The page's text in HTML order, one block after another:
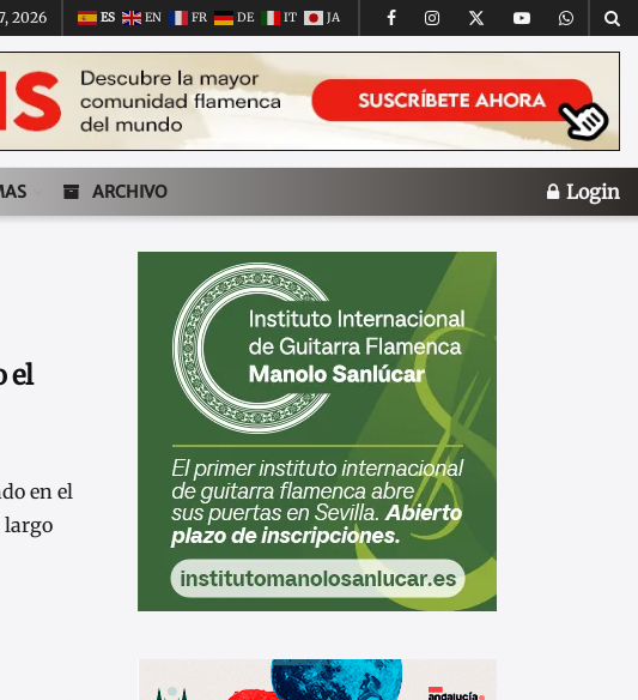
2026 ES EN FR DE IT JA
ARCHIVO Login
el
en el
largo